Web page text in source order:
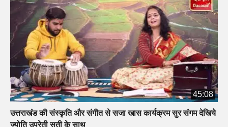
45:08
उत्तराखंड की संस्कृति और संगीत से सजा खास कार्यक्रम सुर संगम देखिये
ज्योति उप्रेती सती के साथ